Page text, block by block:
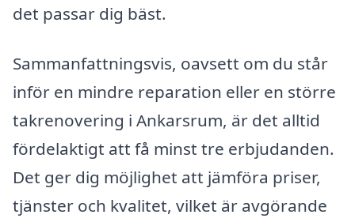
det passar dig bäst.
Sammanfattningsvis, oavsett om du står
inför en mindre reparation eller en större
takrenovering i Ankarsrum, är det alltid
fördelaktigt att få minst tre erbjudanden.
Det ger dig möjlighet att jämföra priser,
tjänster och kvalitet, vilket är avgörande